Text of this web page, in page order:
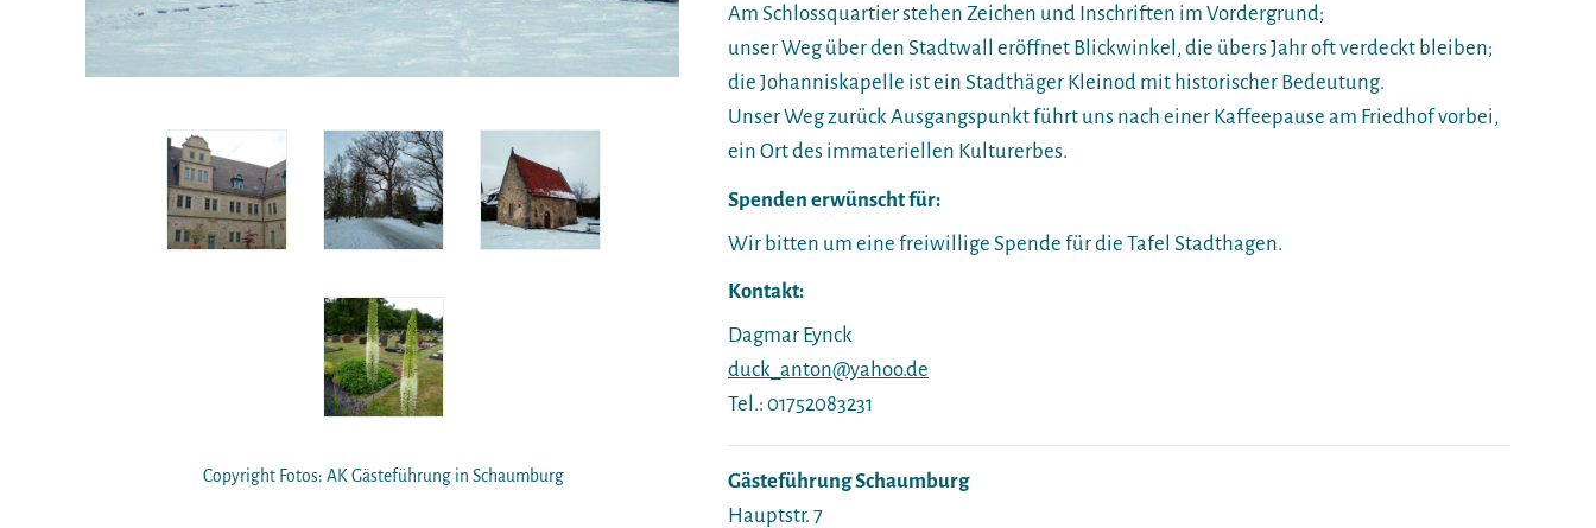
Copyright Fotos: AK Gästeführung in Schaumburg
Am Schlossquartier stehen Zeichen und Inschriften im Vordergrund;
unser Weg über den Stadtwall eröffnet Blickwinkel, die übers Jahr oft verdeckt bleiben;
die Johanniskapelle ist ein Stadthäger Kleinod mit historischer Bedeutung.
Unser Weg zurück Ausgangspunkt führt uns nach einer Kaffeepause am Friedhof vorbei,
ein Ort des immateriellen Kulturerbes.
Spenden erwünscht für:
Wir bitten um eine freiwillige Spende für die Tafel Stadthagen.
Kontakt:
Dagmar Eynck
duck_anton@yahoo.de
Tel.: 01752083231
Gästeführung Schaumburg
Hauptstr. 7